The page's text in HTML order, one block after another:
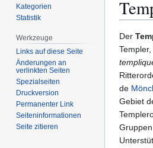
Zur
springen
Zur
Suche
springen
Der
de
Gebiet
Kategorien
Statistik
Werkzeuge
Links auf diese Seite
Änderungen an
verlinkten Seiten
Spezialseiten
Druckversion
Permanenter Link
Seiten­­informationen
Seite zitieren